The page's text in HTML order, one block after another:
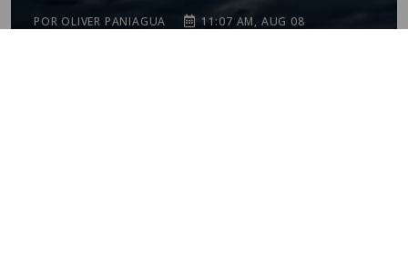
POR OLIVER PANIAGUA 11:07 AM, AUG 08